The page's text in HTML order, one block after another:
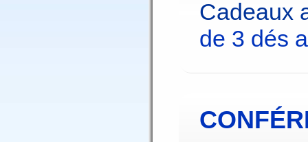
Cadeaux
de 3 dés